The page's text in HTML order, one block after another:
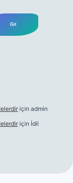
için admin
için İdil